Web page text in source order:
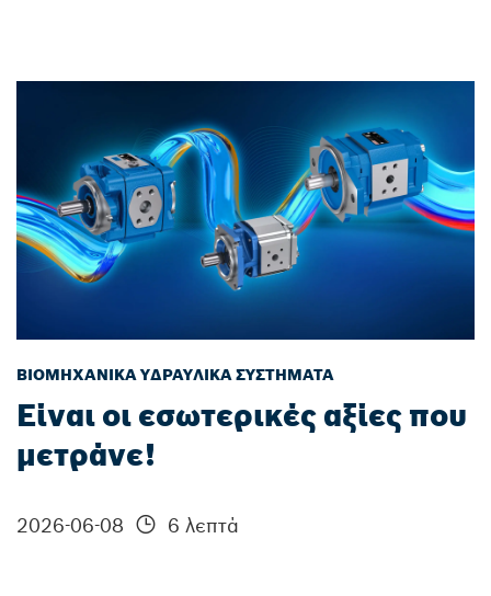
ΒΙΟΜΗΧΑΝΙΚΆ ΥΔΡΑΥΛΙΚΆ ΣΥΣΤΉΜΑΤΑ
Είναι οι εσωτερικές αξίες που
μετράνε!
2026-06-08 6 λεπτά